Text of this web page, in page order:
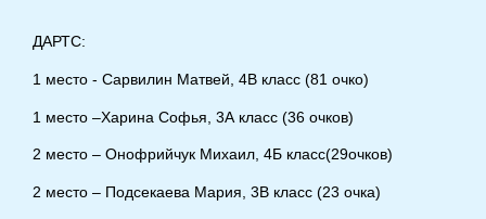
ДАРТС:
1 место - Сарвилин Матвей, 4В класс (81 очко)
1 место –Харина Софья, 3А класс (36 очков)
2 место – Онофрийчук Михаил, 4Б класс(29очков)
2 место – Подсекаева Мария, 3В класс (23 очка)